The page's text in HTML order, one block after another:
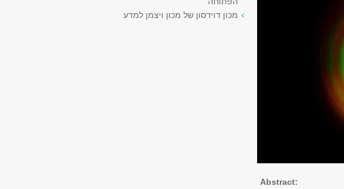
Abstract:
מכון דוידסון של מכון ויצמן למדע